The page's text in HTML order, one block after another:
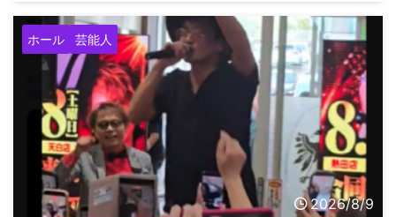
ホール 芸能人
2026/8/9